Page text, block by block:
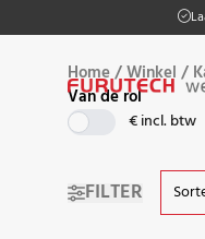
Op werkdagen
Home/Winkel /
Van de rol
€ incl. btw
FILTER